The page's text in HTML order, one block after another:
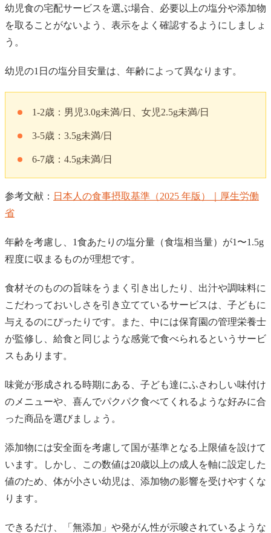
幼児食の宅配サービスを選ぶ場合、必要以上の塩分や添加物
を取ることがないよう、表示をよく確認するようにしましょ
う。
幼児の1日の塩分目安量は、年齢によって異なります。
1-2歳：男児3.0g未満/日、女児2.5g未満/日
3-5歳：3.5g未満/日
6-7歳：4.5g未満/日
参考文献： 日本人の食事摂取基準（2025 年版）｜厚生労働
省
年齢を考慮し、1食あたりの塩分量（食塩相当量）が1〜1.5g
程度に収まるものが理想です。
食材そのものの旨味をうまく引き出したり、出汁や調味料に
こだわっておいしさを引き立てているサービスは、子どもに
与えるのにぴったりです。また、中には保育園の管理栄養士
が監修し、給食と同じような感覚で食べられるというサービ
スもあります。
味覚が形成される時期にある、子ども達にふさわしい味付け
のメニューや、喜んでパクパク食べてくれるような好みに合
った商品を選びましょう。
添加物には安全面を考慮して国が基準となる上限値を設けて
います。しかし、この数値は20歳以上の成人を軸に設定した
値のため、体が小さい幼児は、添加物の影響を受けやすくな
ります。
できるだけ、「無添加」や発がん性が示唆されているような